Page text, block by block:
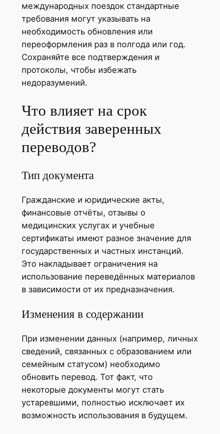
международных поездок стандартные
требования могут указывать на
необходимость обновления или
переоформления раз в полгода или год.
Сохраняйте все подтверждения и
протоколы, чтобы избежать
недоразумений.
Что влияет на срок
действия заверенных
переводов?
Тип документа
Гражданские и юридические акты,
финансовые отчёты, отзывы о
медицинских услугах и учебные
сертификаты имеют разное значение для
государственных и частных инстанций.
Это накладывает ограничения на
использование переведённых материалов
в зависимости от их предназначения.
Изменения в содержании
При изменении данных (например, личных
сведений, связанных с образованием или
семейным статусом) необходимо
обновить перевод. Тот факт, что
некоторые документы могут стать
устаревшими, полностью исключает их
возможность использования в будущем.